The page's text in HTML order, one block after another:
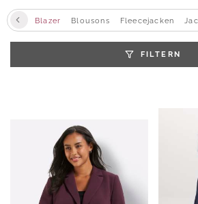
Blazer Blousons Fleecejacken
FILTERN